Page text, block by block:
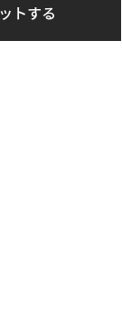
トする